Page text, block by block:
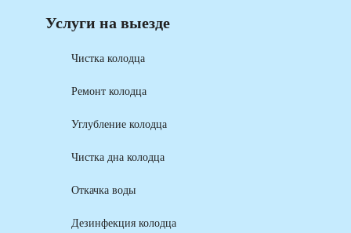
Услуги на выезде
Чистка колодца
Ремонт колодца
Углубление колодца
Чистка дна колодца
Откачка воды
Дезинфекция колодца